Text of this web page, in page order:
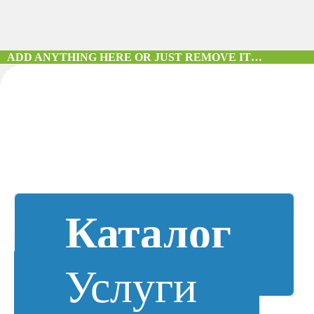
ADD ANYTHING HERE OR JUST REMOVE IT…
Каталог
Услуги